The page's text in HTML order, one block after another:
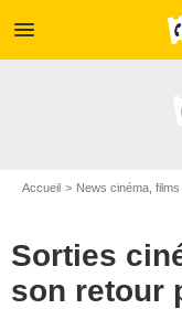
menu
Accueil News cinéma,
Sorties
son retour